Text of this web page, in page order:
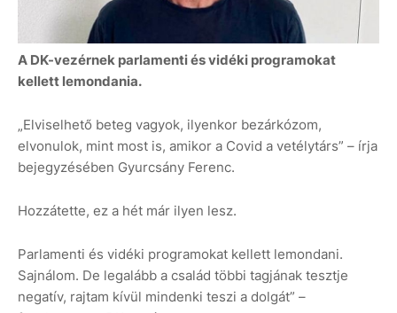
A DK-vezérnek parlamenti és vidéki programokat
kellett lemondania.
„Elviselhető beteg vagyok, ilyenkor bezárkózom,
elvonulok, mint most is, amikor a Covid a vetélytárs” – írja
bejegyzésében Gyurcsány Ferenc.
Hozzátette, ez a hét már ilyen lesz.
Parlamenti és vidéki programokat kellett lemondani.
Sajnálom. De legalább a család többi tagjának tesztje
negatív, rajtam kívül mindenki teszi a dolgát” –